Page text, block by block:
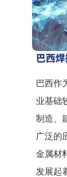
巴西
巴西作
业基础
制造、
广泛的
金属材
发展起